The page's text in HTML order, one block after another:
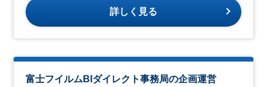
詳しく見る
富士フイルムBIダイレクト事務局の企画運営